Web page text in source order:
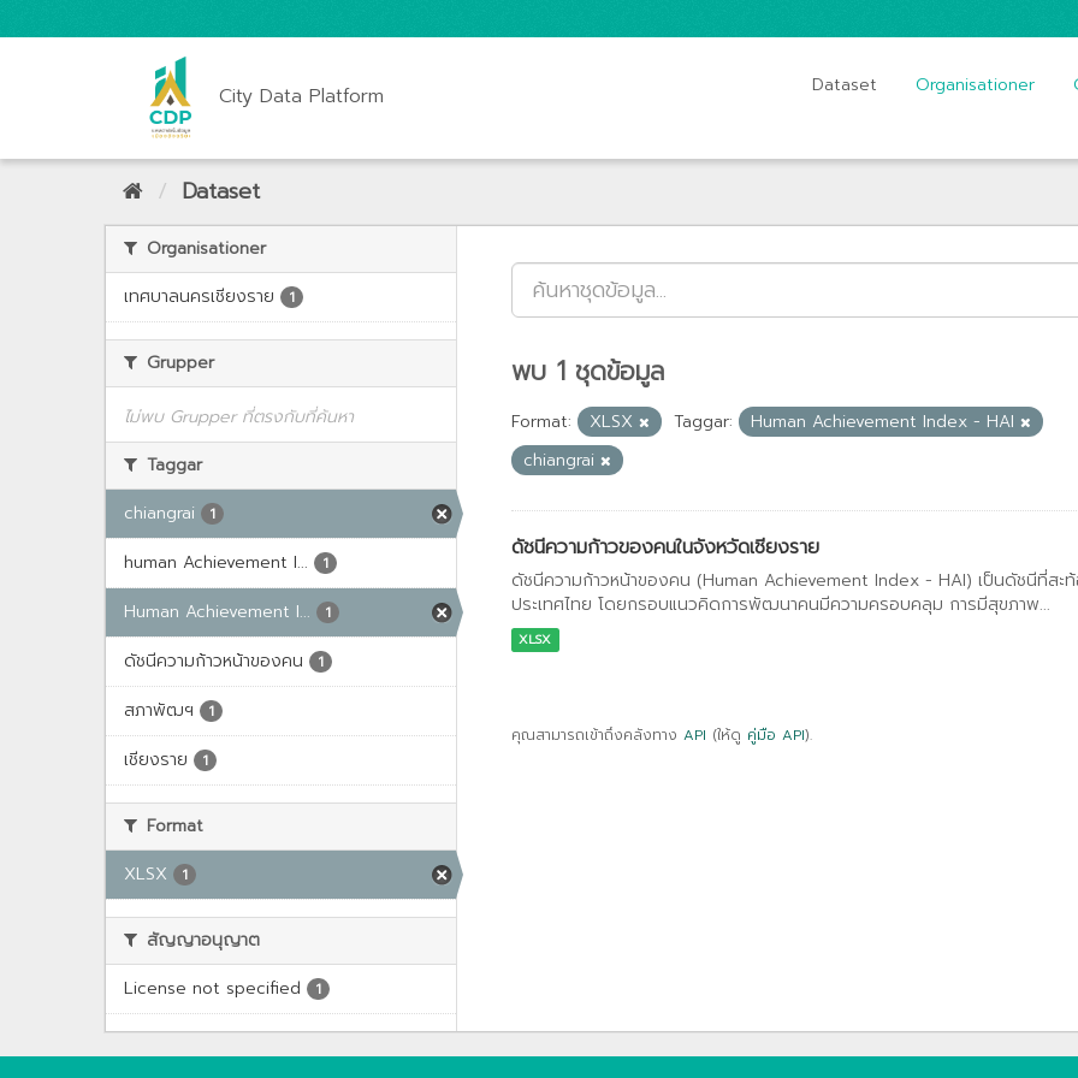
City Data Platform Dataset Organisationer
Dataset
Organisationer
เทศบาลนครเชียงราย
1
Grupper
ไม่พบ Grupper ที่ตรงกับที่ค้นหา
Taggar
chiangrai
1
human Achievement I... 1
Human Achievement I... 1
ดัชนีความก้าวหน้าของคน 1
สภาพัฒฯ 1
เชียงราย 1
Format
XLSX
1
สัญญาอนุญาต
License not specified
1
พบ 1 ชุดข้อมูล
Format: XLSX Taggar:
Human Achievement Index - HAI
chiangrai
ดัชนีความก้าวของคนในจังหวัดเชียงราย
ดัชนีความก้าวหน้าของคน (Human Achievement Index - HAI) เป็นดัชนีที่ส
ประเทศไทย โดยกรอบแนวคิดการพัฒนาคนมีความครอบคลุม การมีสุขภาพ...
XLSX
คุณสามารถเข้าถึงคลังทาง API (ให้ดู คู่มือ API).